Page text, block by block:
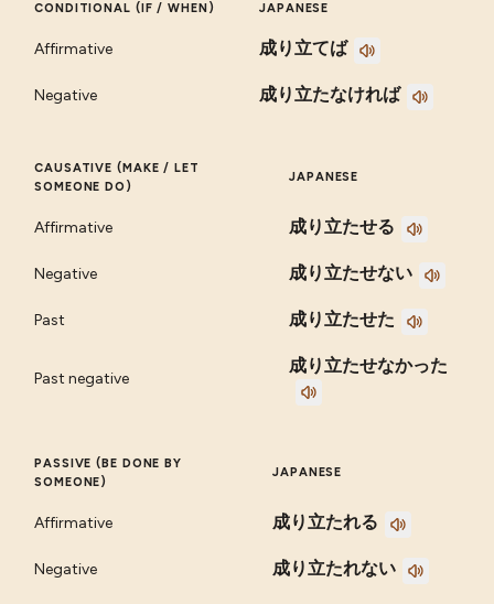
CONDITIONAL (IF / WHEN) JAPANESE
Affirmative 成り立てば
Negative 成り立たなければ
CAUSATIVE (MAKE / LET
SOMEONE DO)
JAPANESE
Affirmative 成り立たせる
Negative 成り立たせない
Past 成り立たせた
Past negative
成り立たせなかった
PASSIVE (BE DONE BY
SOMEONE)
JAPANESE
Affirmative 成り立たれる
Negative 成り立たれない